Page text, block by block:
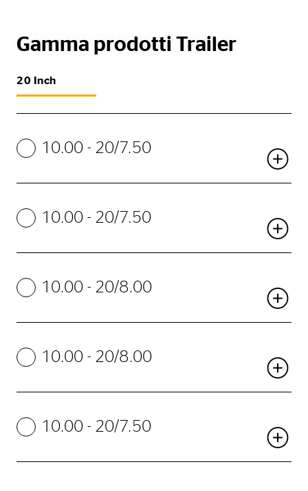
Gamma prodotti Trailer
20 Inch
10.00 - 20/7.50
10.00 - 20/7.50
10.00 - 20/8.00
10.00 - 20/8.00
10.00 - 20/7.50